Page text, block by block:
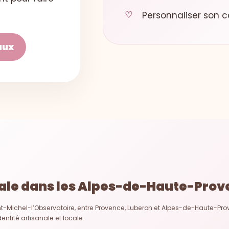
Personnaliser son
dans les Alpes-de-Haute-
Michel-l’Observatoire, entre Provence, Luberon et Alpes-de-Haute-
artisanale et locale.